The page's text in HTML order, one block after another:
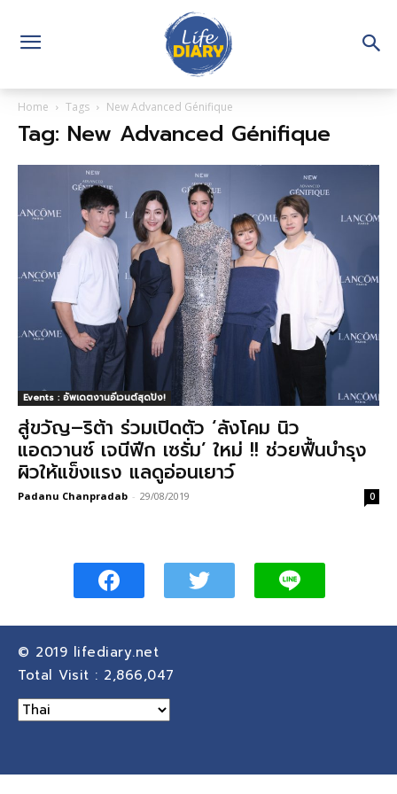
Home Tags New Advanced Génifique
Tag: New Advanced Génifique
Events : อัพเดตงานอีเวนต์สุดปัง!
สู่ขวัญ–ริต้า ร่วมเปิดตัว ‘ลังโคม นิว
แอดวานซ์ เจนีฟีก เซรั่ม’ ใหม่ !! ช่วยฟื้นบำรุง
ผิวให้แข็งแรง แลดูอ่อนเยาว์
Padanu Chanpradab - 29/08/2019 0
© 2019 lifediary.net
Total Visit : 2,866,047